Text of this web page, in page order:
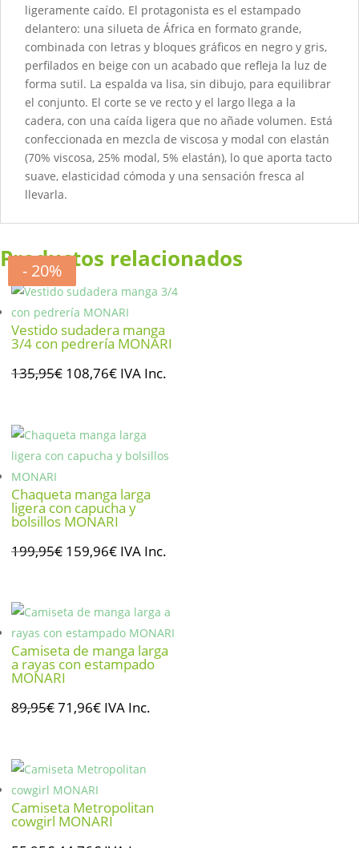
ligeramente caído. El protagonista es el estampado
delantero: una silueta de África en formato grande,
combinada con letras y bloques gráficos en negro y gris,
perfilados en beige con un acabado que refleja la luz de
forma sutil. La espalda va lisa, sin dibujo, para equilibrar
el conjunto. El corte se ve recto y el largo llega a la
cadera, con una caída ligera que no añade volumen. Está
confeccionada en mezcla de viscosa y modal con elastán
(70% viscosa, 25% modal, 5% elastán), lo que aporta tacto
suave, elasticidad cómoda y una sensación fresca al
llevarla.
Productos relacionados
- 20%
Vestido sudadera manga
3/4 con pedrería MONARI
135,95€ El
era:
135,95€.
108,76€El
es:
108,76€.
IVA Inc.
- 20%
Chaqueta manga larga
ligera con capucha y
bolsillos MONARI
199,95€ El
era:
199,95€.
159,96€El
es:
159,96€.
IVA Inc.
- 20%
Camiseta de manga larga
a rayas con estampado
MONARI
89,95€El
era:
89,95€.
71,96€El
es:
IVA Inc.
- 20%
Camiseta Metropolitan
cowgirl MONARI